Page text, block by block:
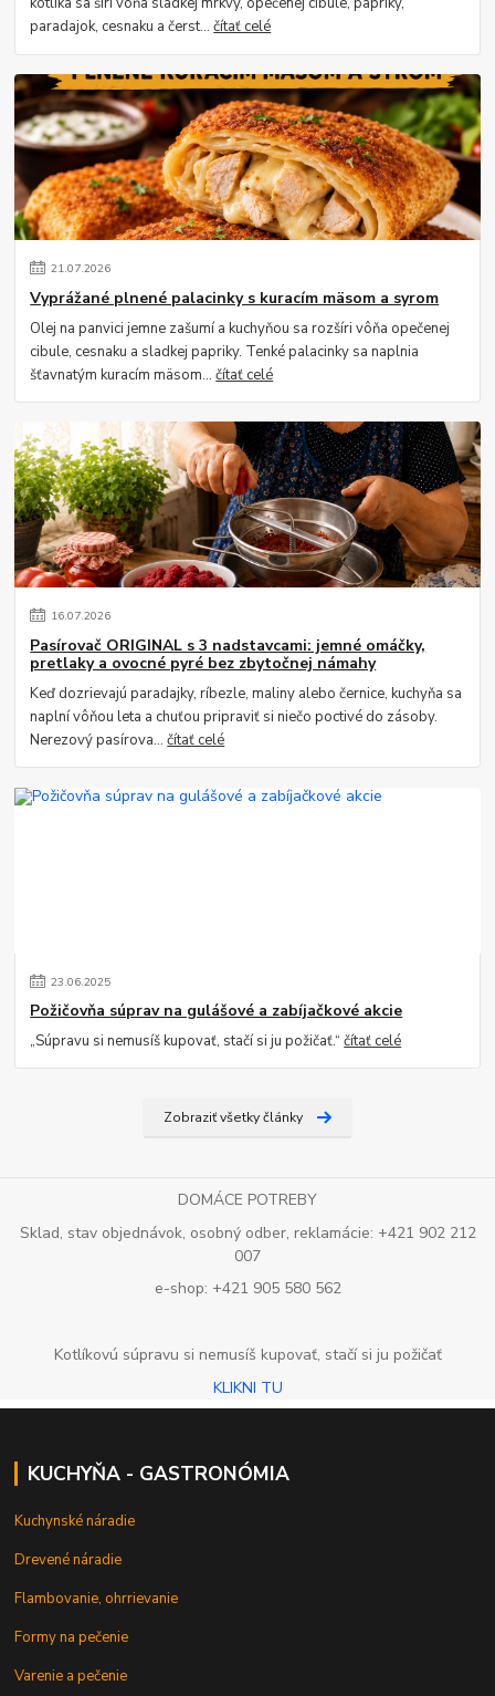
paradajok, cesnaku a čerst...čítať celé
21.07.2026
Vyprážané plnené palacinky s kuracím mäsom a syrom
Olej na panvici jemne zašumí a kuchyňou sa rozšíri vôňa opečenej
cibule, cesnaku a sladkej papriky. Tenké palacinky sa naplnia
šťavnatým kuracím mäsom...čítať celé
16.07.2026
Pasírovač ORIGINAL s 3 nadstavcami: jemné omáčky,
pretlaky a ovocné pyré bez zbytočnej námahy
Keď dozrievajú paradajky, ríbezle, maliny alebo černice, kuchyňa sa
naplní vôňou leta a chuťou pripraviť si niečo poctivé do zásoby.
Nerezový pasírova...čítať celé
23.06.2025
Požičovňa súprav na gulášové a zabíjačkové akcie
„Súpravu si nemusíš kupovať, stačí si ju požičať.“čítať celé
Zobraziť všetky články
DOMÁCE POTREBY
Sklad, stav objednávok, osobný odber, reklamácie: +421 902 212
007
e-shop: +421 905 580 562
Kotlíkovú súpravu si nemusíš kupovať, stačí si ju požičať
KLIKNI TU
KUCHYŇA - GASTRONÓMIA
Kuchynské náradie
Drevené náradie
Flambovanie, ohrrievanie
Formy na pečenie
Varenie a pečenie